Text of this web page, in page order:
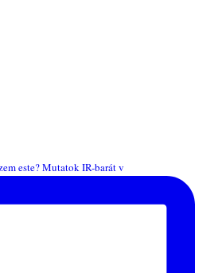
este? Mutatok IR-barát v